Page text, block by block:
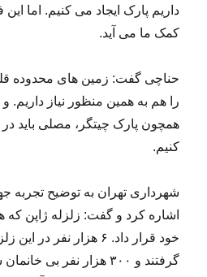
داریم پارک ایجاد می کنیم. اما
کمک ما می آید.
حناچی گفت: زمین های محدوده
را هم به همین منظور نیاز داریم.
همچون پارک چیتگر، مصلی باید
کنیم.
شهرداری تهران به توضیح تجربه
اشاره کرد و گفت: زلزله ژاپن که
خود قرار داد. ۶ هزار نفر
گرفتند و ۳۰۰ هزار نفر بی